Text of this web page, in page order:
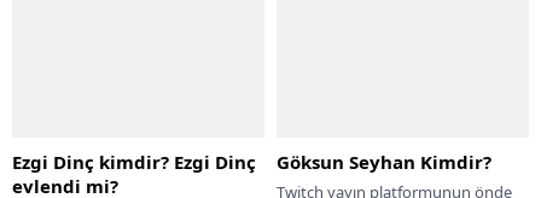
Ezgi Dinç kimdir? Ezgi Dinç
evlendi mi?
Göksun Seyhan Kimdir?
Twitch yayın platformunun önde